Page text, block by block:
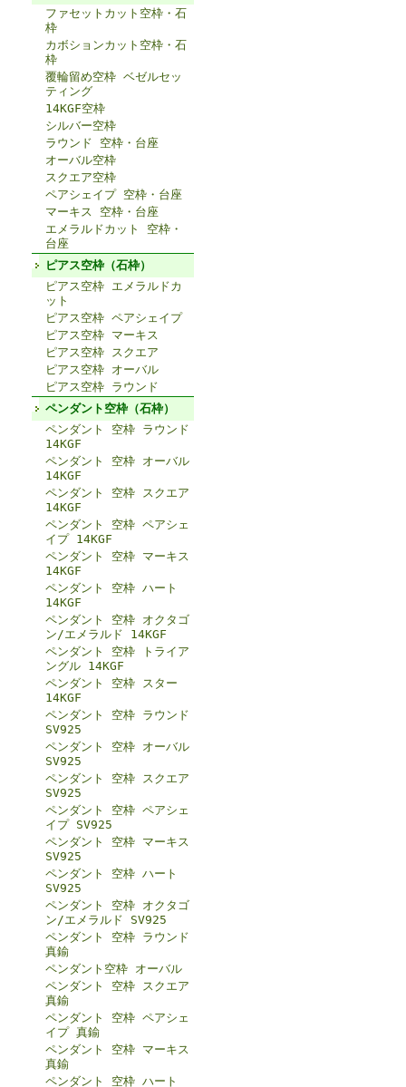
ファセットカット空枠・石
枠
カボションカット空枠・石
枠
覆輪留め空枠 ベゼルセッ
ティング
14KGF空枠
シルバー空枠
ラウンド 空枠・台座
オーバル空枠
スクエア空枠
ペアシェイプ 空枠・台座
マーキス 空枠・台座
エメラルドカット 空枠・
台座
ピアス空枠（石枠）
ピアス空枠 エメラルドカ
ット
ピアス空枠 ペアシェイプ
ピアス空枠 マーキス
ピアス空枠 スクエア
ピアス空枠 オーバル
ピアス空枠 ラウンド
ペンダント空枠（石枠）
ペンダント 空枠 ラウンド
14KGF
ペンダント 空枠 オーバル
14KGF
ペンダント 空枠 スクエア
14KGF
ペンダント 空枠 ペアシェ
イプ 14KGF
ペンダント 空枠 マーキス
14KGF
ペンダント 空枠 ハート
14KGF
ペンダント 空枠 オクタゴ
ン/エメラルド 14KGF
ペンダント 空枠 トライア
ングル 14KGF
ペンダント 空枠 スター
14KGF
ペンダント 空枠 ラウンド
SV925
ペンダント 空枠 オーバル
SV925
ペンダント 空枠 スクエア
SV925
ペンダント 空枠 ペアシェ
イプ SV925
ペンダント 空枠 マーキス
SV925
ペンダント 空枠 ハート
SV925
ペンダント 空枠 オクタゴ
ン/エメラルド SV925
ペンダント 空枠 ラウンド
真鍮
ペンダント空枠 オーバル
ペンダント 空枠 スクエア
真鍮
ペンダント 空枠 ペアシェ
イプ 真鍮
ペンダント 空枠 マーキス
真鍮
ペンダント 空枠 ハート